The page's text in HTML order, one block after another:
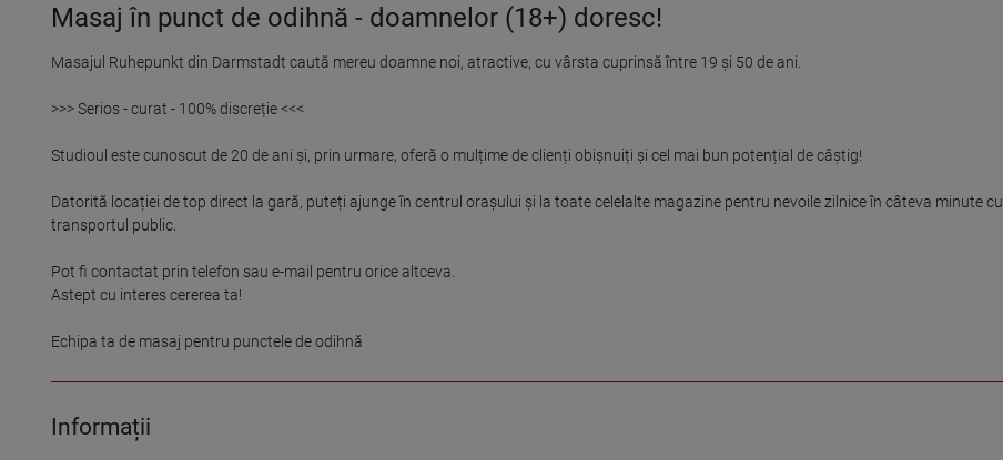
Masaj în punct de odihnă - doamnelor (18+) doresc!
Masajul Ruhepunkt din Darmstadt caută mereu doamne noi, atractive, cu vârsta cuprinsă între 19 și 50 de ani.
>>> Serios - curat - 100% discreție <<<
Studioul este cunoscut de 20 de ani și, prin urmare, oferă o mulțime de clienți obișnuiți și cel mai bun potențial de câștig!
Datorită locației de top direct la gară, puteți ajunge în centrul orașului și la toate celelalte magazine pentru nevoile zilnice în câteva minute cu
transportul public.
Pot fi contactat prin telefon sau e-mail pentru orice altceva.
Astept cu interes cererea ta!
Informații